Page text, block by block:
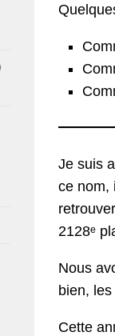
Je suis
ce nom,
2128ᵉ
Nous
bien,
Cette